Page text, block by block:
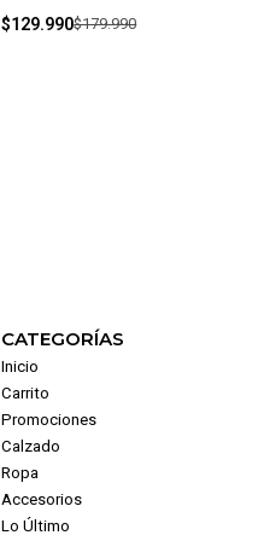
$129.990$179.990
CATEGORÍAS
Inicio
Carrito
Promociones
Calzado
Ropa
Accesorios
Lo Último